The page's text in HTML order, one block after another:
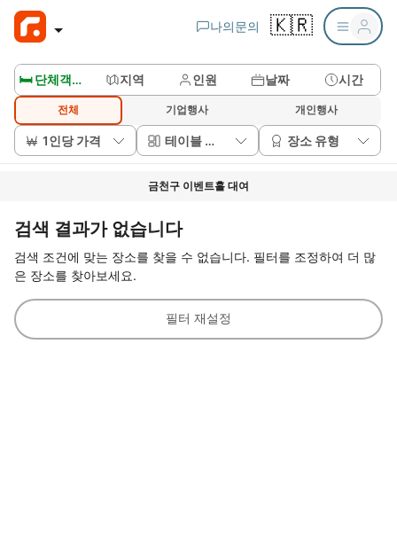
나의문의 🇰🇷
🛏️ 단체객실보기 지역 인원 날짜 시간
전체 기업행사 개인행사
1인당 가격 테이블 배치 장소 유형
금천구 이벤트홀 대여
검색 결과가 없습니다
검색 조건에 맞는 장소를 찾을 수 없습니다. 필터를 조정하여 더 많
은 장소를 찾아보세요.
필터 재설정